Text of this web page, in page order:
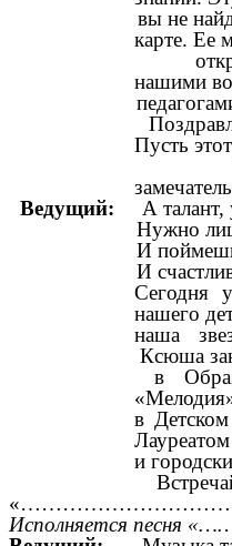
вы не найдете ни
карте. Ее
открывать
нашими
педагогами и
Поздравляю
Пусть
радует
Ведущий: А талант,
Нужно лишь
И поймешь, что
И счастливым
Сегодня
нашего
наша
Ксюша
в
в
и
Встречайте!
Исполняется